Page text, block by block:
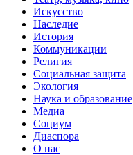
Искусство
Наследие
История
Коммуникации
Религия
Социальная защита
Экология
Наука и образование
Медиа
Социум
Диаспора
О нас